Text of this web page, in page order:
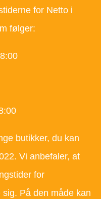
for Netto i
følger:
butikker, du kan
Vi anbefaler, at
for
På den måde kan